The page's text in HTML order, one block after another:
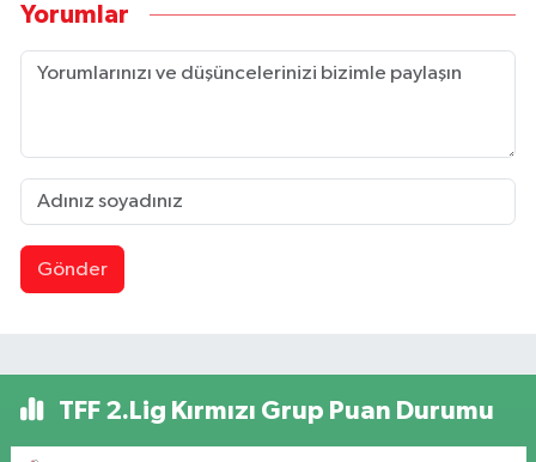
Yorumlar
Gönder
TFF 2.Lig Kırmızı Grup Puan Durumu